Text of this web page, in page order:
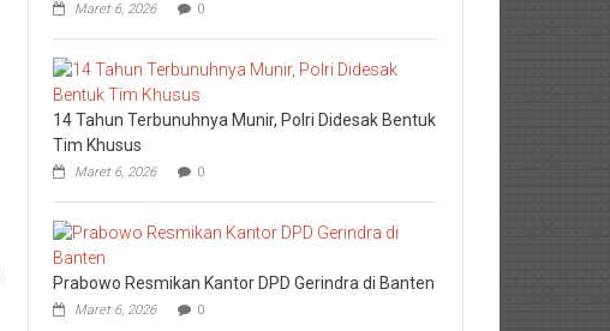
Maret 6, 2026 0
14 Tahun Terbunuhnya Munir, Polri Didesak Bentuk
Tim Khusus
Maret 6, 2026 0
Prabowo Resmikan Kantor DPD Gerindra di Banten
Maret 6, 2026 0